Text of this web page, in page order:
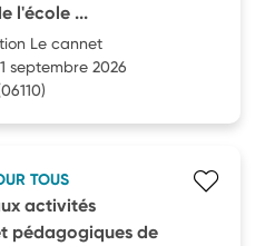
l'école ...
Le cannet
septembre 2026
TOUS
activités
pédagogiques de